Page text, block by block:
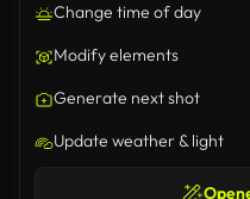
Change time of day
Modify elements
Generate next shot
Update weather & light